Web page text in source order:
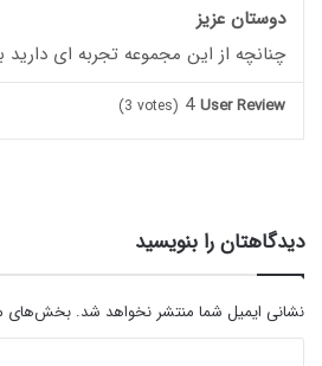
دوستان عزیز
چنانچه از این مجموعه تجربه ای دارید
User Review
4
(3 votes)
دیدگاهتان را بنویسید
نشانی ایمیل شما منتشر نخواهد شد. بخش‌های